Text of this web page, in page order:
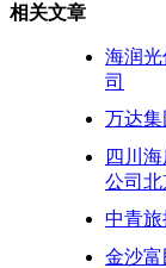
相关文章
海润
司
万达集
四川
公司
中青旅
金沙